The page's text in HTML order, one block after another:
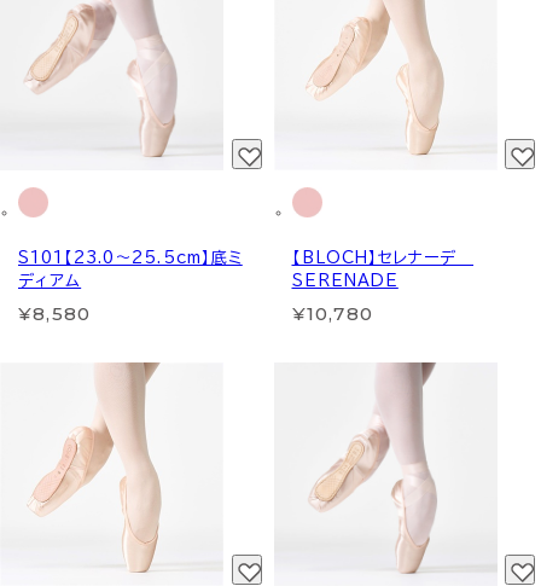
S101【23.0～25.5cm】底ミ
ディアム
¥8,580
【BLOCH】セレナーデ
SERENADE
¥10,780